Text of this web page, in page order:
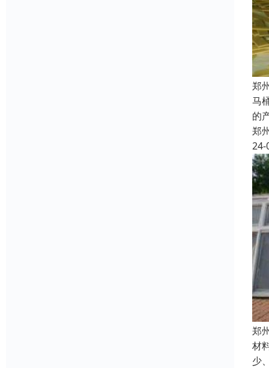
郑
马
的
郑
24-
郑
材
少